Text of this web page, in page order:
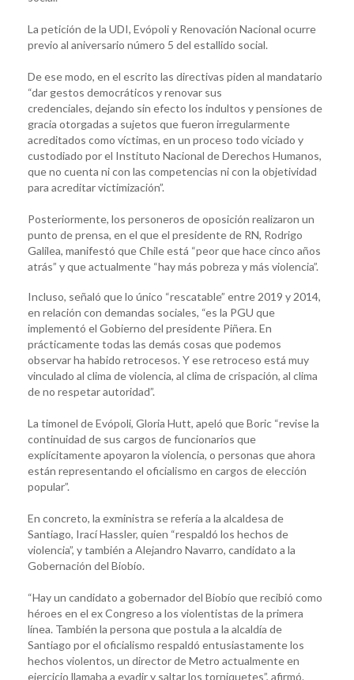
La petición de la UDI, Evópoli y Renovación Nacional ocurre
previo al aniversario número 5 del estallido social.
De ese modo, en el escrito las directivas piden al mandatario
“dar gestos democráticos y renovar sus
credenciales, dejando sin efecto los indultos y pensiones de
gracia otorgadas a sujetos que fueron irregularmente
acreditados como víctimas, en un proceso todo viciado y
custodiado por el Instituto Nacional de Derechos Humanos,
que no cuenta ni con las competencias ni con la objetividad
para acreditar victimización”.
Posteriormente, los personeros de oposición realizaron un
punto de prensa, en el que el presidente de RN, Rodrigo
Galilea, manifestó que Chile está “peor que hace cinco años
atrás” y que actualmente “hay más pobreza y más violencia”.
Incluso, señaló que lo único “rescatable” entre 2019 y 2014,
en relación con demandas sociales, “es la PGU que
implementó el Gobierno del presidente Piñera. En
prácticamente todas las demás cosas que podemos
observar ha habido retrocesos. Y ese retroceso está muy
vinculado al clima de violencia, al clima de crispación, al clima
de no respetar autoridad”.
La timonel de Evópoli, Gloria Hutt, apeló que Boric “revise la
continuidad de sus cargos de funcionarios que
explícitamente apoyaron la violencia, o personas que ahora
están representando el oficialismo en cargos de elección
popular”.
En concreto, la exministra se refería a la alcaldesa de
Santiago, Irací Hassler, quien “respaldó los hechos de
violencia”, y también a Alejandro Navarro, candidato a la
Gobernación del Biobío.
“Hay un candidato a gobernador del Biobío que recibió como
héroes en el ex Congreso a los violentistas de la primera
línea. También la persona que postula a la alcaldía de
Santiago por el oficialismo respaldó entusiastamente los
hechos violentos, un director de Metro actualmente en
ejercicio llamaba a evadir y saltar los torniquetes”, afirmó.